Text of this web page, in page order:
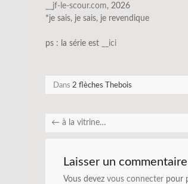
__jf-le-scour.com, 2026
*je sais, je sais, je revendique
ps : la série est __ici
Dans 2 flèches Thebois
← à la vitrine…
Laisser un commentaire
Vous devez vous connecter pour